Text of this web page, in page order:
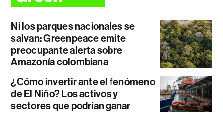
Ni los parques nacionales se
salvan: Greenpeace emite
preocupante alerta sobre
Amazonía colombiana
¿Cómo invertir ante el fenómeno
de El Niño? Los activos y
sectores que podrían ganar